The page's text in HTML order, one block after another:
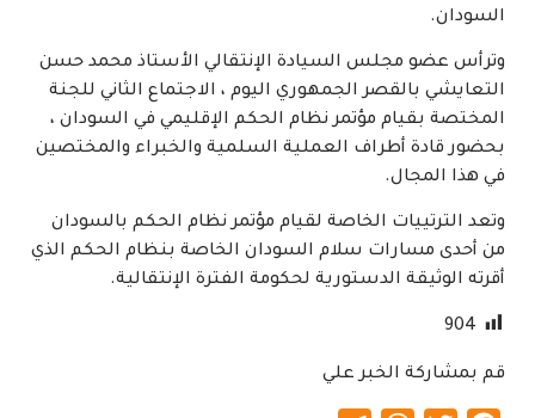
السودان.
وترأس عضو مجلس السيادة الإنتقالي الأستاذ محمد حسن
التعايشي بالقصر الجمهوري اليوم ، الاجتماع الثاني للجنة
المختصة بقيام مؤتمر نظام الحكم الإقليمي في السودان ،
بحضور قادة أطراف العملية السلمية والخبراء والمختصين
في هذا المجال.
وتعد الترتييات الخاصة لقيام مؤتمر نظام الحكم بالسودان
من أحدى مسارات سلام السودان الخاصة بنظام الحكم الذي
أقرته الوثيقة الدستورية لحكومة الفترة الإنتقالية.
904
قم بمشاركة الخبر علي